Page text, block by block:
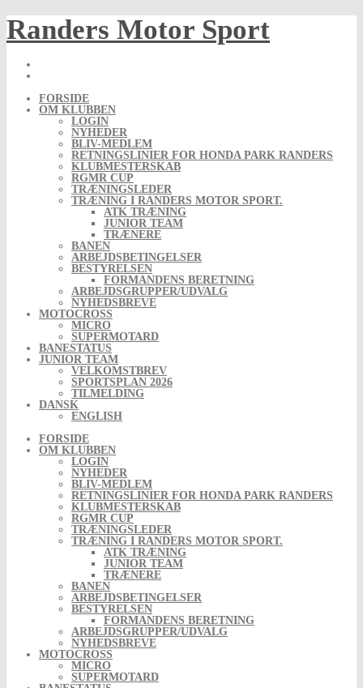
Skip
to
content
Randers Motor Sport
FORSIDE
OM KLUBBEN
LOGIN
NYHEDER
BLIV-MEDLEM
RETNINGSLINIER FOR HONDA PARK RANDERS
KLUBMESTERSKAB
RGMR CUP
TRÆNINGSLEDER
TRÆNING I RANDERS MOTOR SPORT.
ATK TRÆNING
JUNIOR TEAM
TRÆNERE
BANEN
ARBEJDSBETINGELSER
BESTYRELSEN
FORMANDENS BERETNING
ARBEJDSGRUPPER/UDVALG
NYHEDSBREVE
MOTOCROSS
MICRO
SUPERMOTARD
BANESTATUS
JUNIOR TEAM
VELKOMSTBREV
SPORTSPLAN 2026
TILMELDING
DANSK
ENGLISH
FORSIDE
OM KLUBBEN
LOGIN
NYHEDER
BLIV-MEDLEM
RETNINGSLINIER FOR HONDA PARK RANDERS
KLUBMESTERSKAB
RGMR CUP
TRÆNINGSLEDER
TRÆNING I RANDERS MOTOR SPORT.
ATK TRÆNING
JUNIOR TEAM
TRÆNERE
BANEN
ARBEJDSBETINGELSER
BESTYRELSEN
FORMANDENS BERETNING
ARBEJDSGRUPPER/UDVALG
NYHEDSBREVE
MOTOCROSS
MICRO
SUPERMOTARD